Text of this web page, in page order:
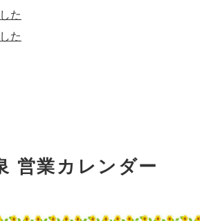
た
た
営業カレンダー